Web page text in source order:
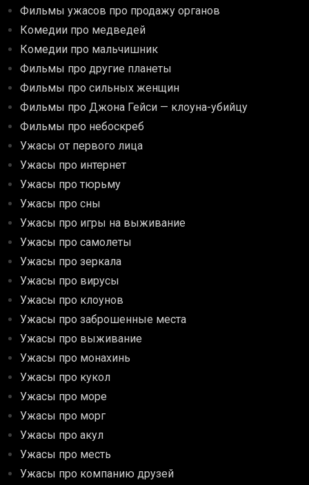
Фильмы ужасов про продажу органов
Комедии про медведей
Комедии про мальчишник
Фильмы про другие планеты
Фильмы про сильных женщин
Фильмы про Джона Гейси — клоуна-убийцу
Фильмы про небоскреб
Ужасы от первого лица
Ужасы про интернет
Ужасы про тюрьму
Ужасы про сны
Ужасы про игры на выживание
Ужасы про самолеты
Ужасы про зеркала
Ужасы про вирусы
Ужасы про клоунов
Ужасы про заброшенные места
Ужасы про выживание
Ужасы про монахинь
Ужасы про кукол
Ужасы про море
Ужасы про морг
Ужасы про акул
Ужасы про месть
Ужасы про компанию друзей